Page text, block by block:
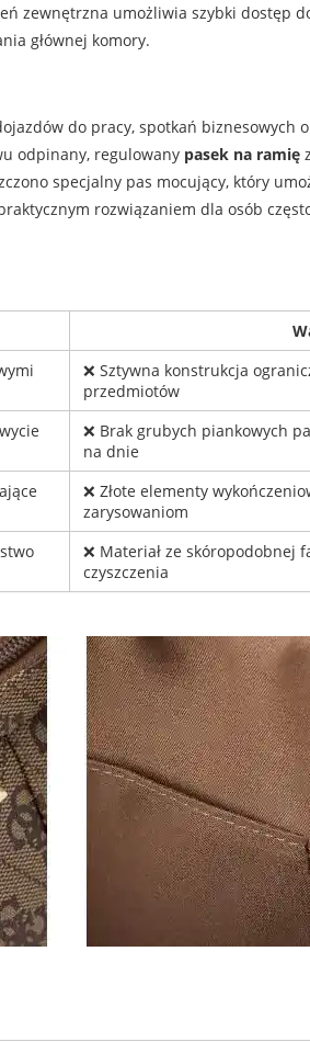
zewnętrzna umożliwia szybki dostęp
głównej komory.
do pracy, spotkań biznesowych
odpinany, regulowany pasek na ramię
specjalny pas mocujący, który
rozwiązaniem dla osób
❌ Sztywna konstrukcja
przedmiotów
❌ Brak grubych piankowych
na dnie
❌ Złote elementy
zarysowaniom
❌ Materiał ze skóropodobnej
czyszczenia